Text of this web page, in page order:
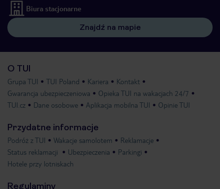
Biura stacjonarne
Znajdź na mapie
O TUI
Grupa TUI TUI Poland Kariera
Kontakt
Gwarancja ubezpieczeniowa
Opieka TUI na wakacjach 24/7
TUI.cz
Dane osobowe Aplikacja mobilna TUI Opinie TUI
Przydatne informacje
Podróż z TUI Wakacje samolotem
Reklamacje
Status reklamacji
Ubezpieczenia
Parkingi
Hotele przy lotniskach
Regulaminy